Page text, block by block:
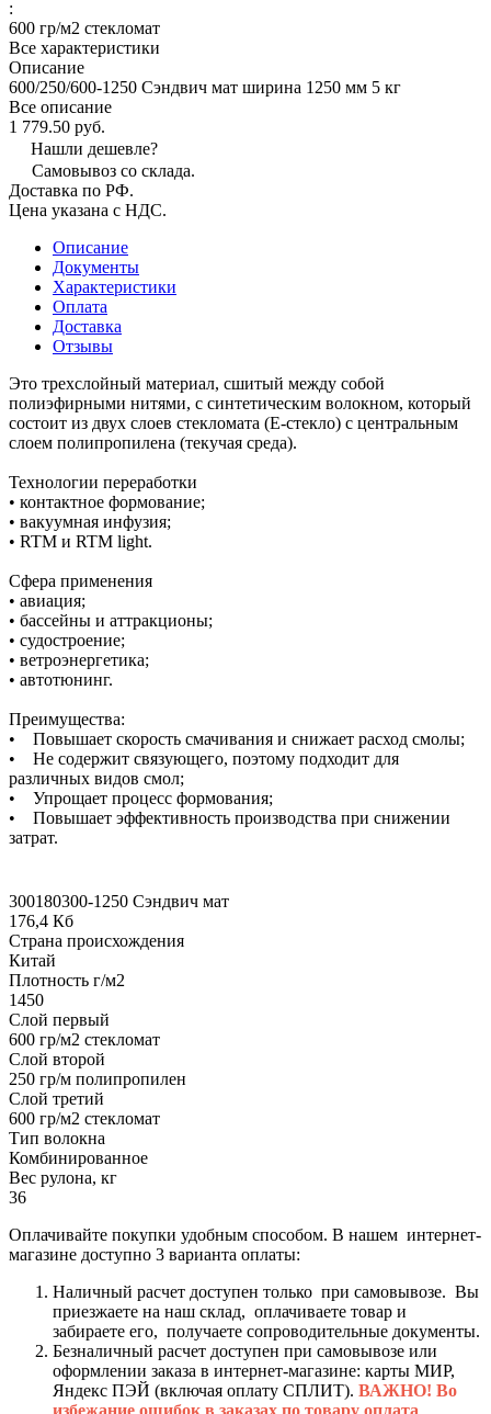
:
600 гр/м2 стекломат
Все характеристики
Описание
600/250/600-1250 Сэндвич мат ширина 1250 мм 5 кг
Все описание
1 779.50 руб.
Нашли дешевле?
Самовывоз со склада.
Доставка по РФ.
Цена указана с НДС.
Описание
Документы
Характеристики
Оплата
Доставка
Отзывы
Это трехслойный материал, сшитый между собой
полиэфирными нитями, с синтетическим волокном, который
состоит из двух слоев стекломата (Е-стекло) с центральным
слоем полипропилена (текучая среда).
Технологии переработки
• контактное формование;
• вакуумная инфузия;
• RTM и RTM light.
Сфера применения
• авиация;
• бассейны и аттракционы;
• судостроение;
• ветроэнергетика;
• автотюнинг.
Преимущества:
• Повышает скорость смачивания и снижает расход смолы;
• Не содержит связующего, поэтому подходит для
различных видов смол;
• Упрощает процесс формования;
• Повышает эффективность производства при снижении
затрат.
300180300-1250 Сэндвич мат
176,4 Кб
Страна происхождения
Китай
Плотность г/м2
1450
Слой первый
600 гр/м2 стекломат
Слой второй
250 гр/м полипропилен
Слой третий
600 гр/м2 стекломат
Тип волокна
Комбинированное
Вес рулона, кг
36
Оплачивайте покупки удобным способом. В нашем интернет-
магазине доступно 3 варианта оплаты:
Наличный расчет доступен только при самовывозе. Вы
приезжаете на наш склад, оплачиваете товар и
забираете его, получаете сопроводительные документы.
Безналичный расчет доступен при самовывозе или
оформлении заказа в интернет-магазине: карты МИР,
Яндекс ПЭЙ (включая оплату СПЛИТ). ВАЖНО! Во
избежание ошибок в заказах по товару оплата